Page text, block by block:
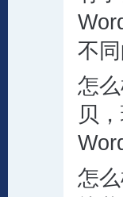
不
怎
贝
怎